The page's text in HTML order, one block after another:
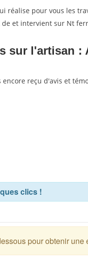
réalise pour vous les
et intervient sur Nt
sur l'artisan :
reçu d'avis et